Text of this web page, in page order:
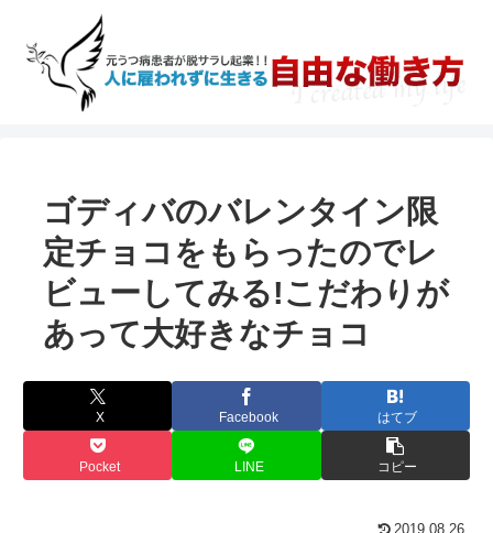
ゴディバのバレンタイン限
定チョコをもらったのでレ
ビューしてみる!こだわりが
あって大好きなチョコ
X Facebook はてブ
Pocket LINE コピー
2019.08.26